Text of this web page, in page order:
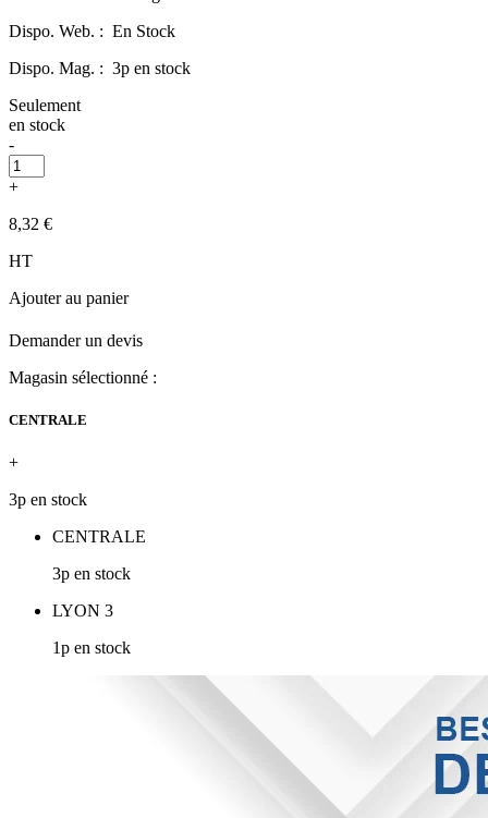
Dispo. Web. : En Stock
Dispo. Mag. : 3p en stock
Seulement
en stock
-
+
8,32 €
HT
Ajouter au panier
Demander un devis
Magasin sélectionné :
CENTRALE
+
3p en stock
CENTRALE
3p en stock
LYON 3
1p en stock